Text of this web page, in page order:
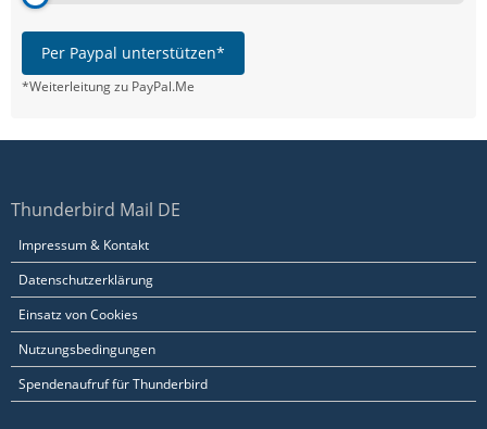
Per Paypal unterstützen*
*Weiterleitung zu PayPal.Me
Thunderbird Mail DE
Impressum & Kontakt
Datenschutzerklärung
Einsatz von Cookies
Nutzungsbedingungen
Spendenaufruf für Thunderbird